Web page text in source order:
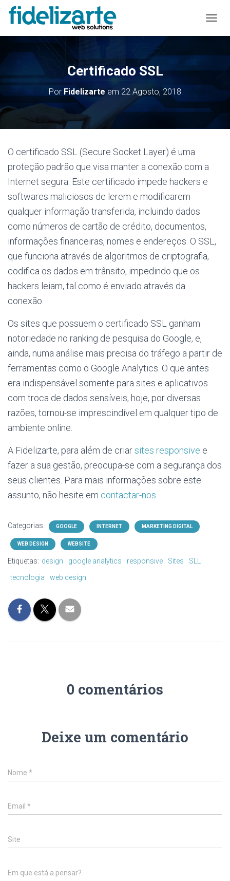
L
E
Certificado SSL
Por Fidelizarte em 22 Agosto, 2018
O certificado SSL (Secure Socket Layer) é uma
proteção padrão que visa manter a conexão com a
Internet segura. Este certificado impede hackers e
softwares maliciosos de lerem e modificarem
qualquer informação transferida, incluindo dados
como números de cartão de crédito, documentos,
informações financeiras, nomes e endereços. O SSL,
que funciona através de algoritmos de criptografia,
codifica os dados em trânsito, impedindo que os
hackers leiam, tal como é enviado através da
conexão.
Os sites que possuem o certificado SSL ganham
notoriedade no ranking de pesquisa do Google, e,
ainda, numa análise mais precisa do tráfego a partir de
ferramentas como o Google Analytics. O que antes
era indispensável somente para sites e aplicativos
com troca de dados sensíveis, hoje, por diversas
razões, tornou-se imprescindível em qualquer tipo de
ambiente online.
A Fidelizarte, para além de criarsites responsive e
fazer a sua gestão, preocupa-se com a segurança dos
seus clientes. Para mais informações sobre este
assunto, não hesite em contactar-nos
Categorias: GOOGLE INTERNET MARKETING DIGITAL
WEB DESIGN WEBSITE
Etiquetas: design google analytics responsive Sites
SLL
tecnologia
web design
0 comentários
Deixe um comentário
Nome *
Email *
Site
Em que está a pensar?